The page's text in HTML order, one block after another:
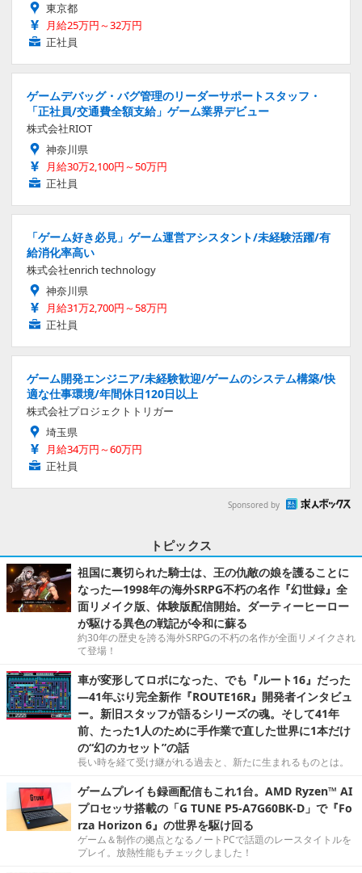
東京都
月給25万円～32万円
正社員
ゲームデバッグ・バグ管理のリーダーサポートスタッフ・
「正社員/交通費全額支給」ゲーム業界デビュー
株式会社RIOT
神奈川県
月給30万2,100円～50万円
正社員
「ゲーム好き必見」ゲーム運営アシスタント/未経験活躍/有
給消化率高い
株式会社enrich technology
神奈川県
月給31万2,700円～58万円
正社員
ゲーム開発エンジニア/未経験歓迎/ゲームのシステム構築/快
適な仕事環境/年間休日120日以上
株式会社プロジェクトトリガー
埼玉県
月給34万円～60万円
正社員
Sponsored by
トピックス
祖国に裏切られた騎士は、王の仇敵の娘を護ることに
なった―1998年の海外SRPG不朽の名作『幻世録』全
面リメイク版、体験版配信開始。ダーティーヒーロー
が駆ける異色の戦記が令和に蘇る
約30年の歴史を誇る海外SRPGの不朽の名作が全面リメイクされ
て登場！
車が変形してロボになった、でも『ルート16』だった
―41年ぶり完全新作『ROUTE16R』開発者インタビュ
ー。新旧スタッフが語るシリーズの魂。そして41年
前、たった1人のために手作業で直した世界に1本だけ
の“幻のカセット”の話
長い時を経て受け継がれる過去と、新たに生まれるものとは。
ゲームプレイも録画配信もこれ1台。AMD Ryzen™ AI
プロセッサ搭載の「G TUNE P5-A7G60BK-D」で『Fo
rza Horizon 6』の世界を駆け回る
ゲーム＆制作の拠点となるノートPCで話題のレースタイトルを
プレイ。放熱性能もチェックしました！